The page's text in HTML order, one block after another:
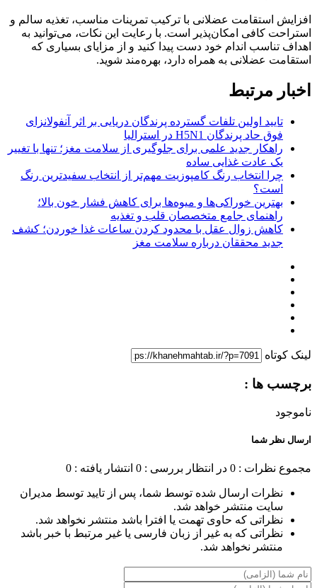
افزایش استقامت عضلانی با ترکیب تمرینات مناسب، تغذیه سالم و
استراحت کافی امکان‌پذیر است. با رعایت این نکات، می‌توانید به
اهداف تناسب اندام خود دست پیدا کنید و از مزایای بسیاری که
استقامت عضلانی به همراه دارد، بهره‌مند شوید.
اخبار مرتبط
تایید اولین تلفات گسترده پرندگان دریایی بر اثر آنفولانزای
فوق حاد پرندگان H5N1 در استرالیا
راهکار جدید علمی برای جلوگیری از سلامت مغز؛ تنها با تغییر
یک عادت غذایی ساده
چرا انتخاب رنگ کامپوزیت مهم‌تر از انتخاب سفیدترین رنگ
است؟
بهترین خوراکی‌ها و میوه‌ها برای کاهش فشار خون بالا؛
راهنمای جامع متخصصان قلب و تغذیه
کاهش زوال عقل با محدود کردن ساعات غذا خوردن؛ کشف
جدید محققان درباره سلامت مغز
لینک کوتاه
برچسب ها :
ناموجود
ارسال نظر شما
مجموع نظرات : 0 در انتظار بررسی : 0 انتشار یافته : 0
نظرات ارسال شده توسط شما، پس از تایید توسط مدیران
سایت منتشر خواهد شد.
نظراتی که حاوی تهمت یا افترا باشد منتشر نخواهد شد.
نظراتی که به غیر از زبان فارسی یا غیر مرتبط با خبر باشد
منتشر نخواهد شد.